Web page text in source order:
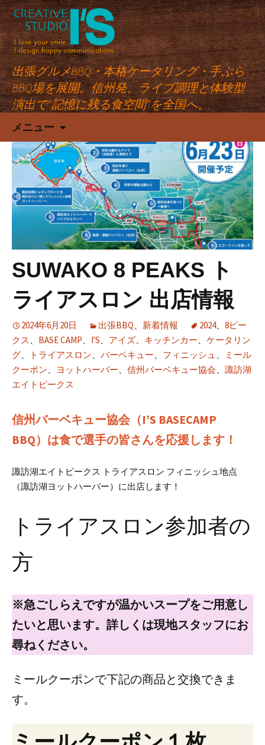
出張グルメBBQ・本格ケータリング・手ぶら
BBQ場を展開。信州発、ライブ調理と体験型
演出で“記憶に残る食空間”を全国へ。
メニュー
テ
ン
ツ
へ
ス
キ
ッ
プ
SUWAKO 8 PEAKS ト
ライアスロン 出店情報
2024年6月20日 出張BBQ、 新着情報 2024、 8ピー
クス 、 BASE CAMP、 I'S、 アイズ、 キッチンカー、 ケータリン
グ、 トライアスロン、 バーベキュー、 フィニッシュ 、
ミール
クーポン、 ヨットハーバー、 信州バーベキュー協会、 諏訪湖
エイトピークス
信州バーベキュー協会（I’S BASECAMP
BBQ）は食で選手の皆さんを応援します！
諏訪湖エイトピークス トライアスロン フィニッシュ地点
（諏訪湖ヨットハーバー）に出店します！
トライアスロン参加者の
方
※急ごしらえですが温かいスープをご用意し
たいと思います。詳しくは現地スタッフにお
尋ねください。
ミールクーポンで下記の商品と交換できま
す。